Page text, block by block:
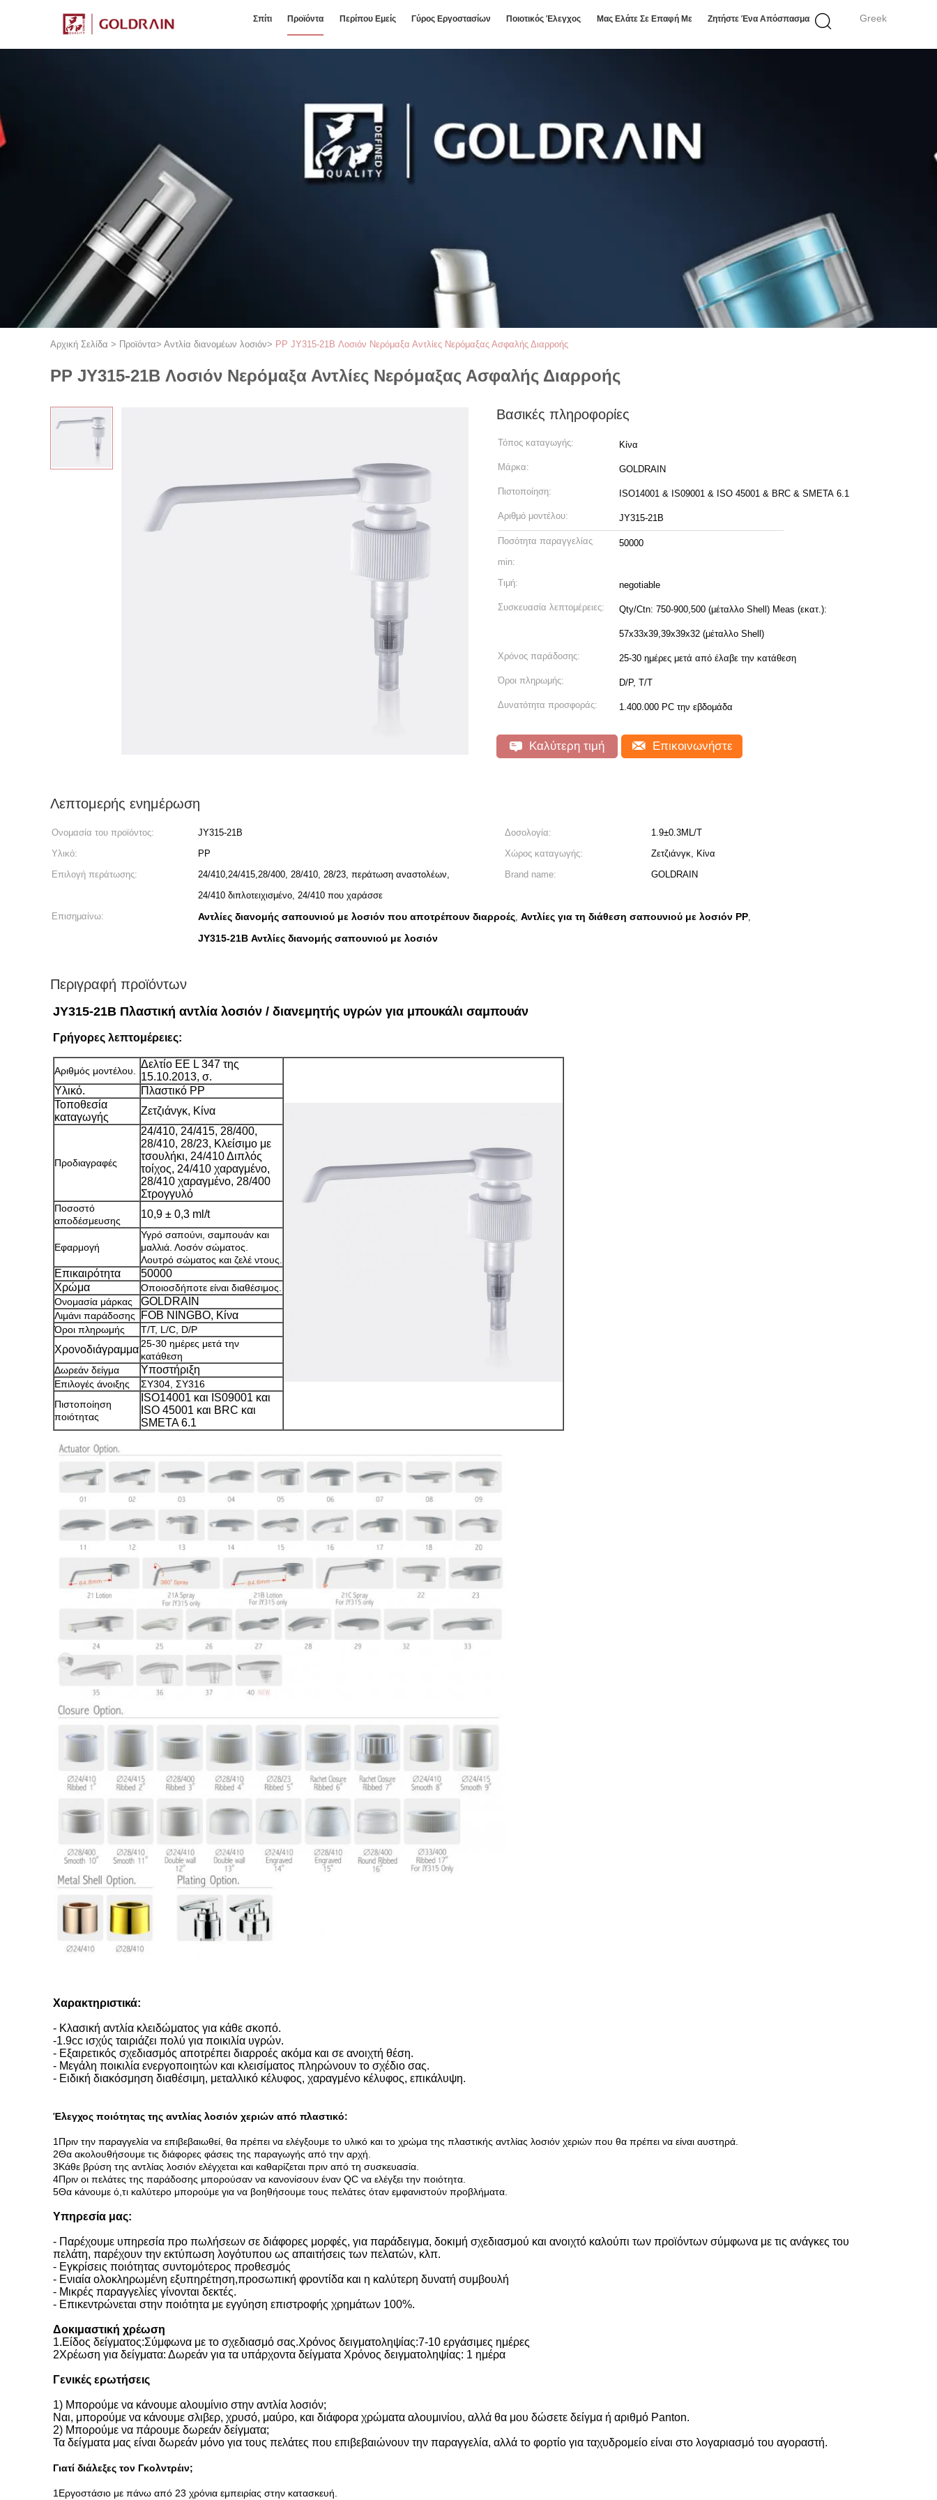
Greek
Σπίτι Προϊόντα Περίπου Εμείς Γύρος Εργοστασίων Ποιοτικός Έλεγχος Μας Ελάτε Σε Επαφή Με Ζητήστε Ένα Απόσπασμα
Αρχική Σελίδα > Προϊόντα> Αντλία διανομέων λοσιόν> PP JY315-21B Λοσιόν Νερόμαξα Αντλίες Νερόμαξας Ασφαλής Διαρροής
PP JY315-21B Λοσιόν Νερόμαξα Αντλίες Νερόμαξας Ασφαλής Διαρροής
Βασικές πληροφορίες
Τόπος καταγωγής: Κίνα
Μάρκα: GOLDRAIN
Πιστοποίηση: ISO14001 & IS09001 & ISO 45001 & BRC & SMETA 6.1
Αριθμό μοντέλου: JY315-21B
Ποσότητα παραγγελίας
min:
50000
Τιμή: negotiable
Συσκευασία λεπτομέρειες: Qty/Ctn: 750-900,500 (μέταλλο Shell) Meas (εκατ.):
57x33x39,39x39x32 (μέταλλο Shell)
Χρόνος παράδοσης: 25-30 ημέρες μετά από έλαβε την κατάθεση
Όροι πληρωμής: D/P, T/T
Δυνατότητα προσφοράς: 1.400.000 PC την εβδομάδα
Καλύτερη τιμή Επικοινωνήστε
Λεπτομερής ενημέρωση
Ονομασία του προϊόντος: JY315-21B Δοσολογία:
1.9±0.3ML/T
Υλικό:
PP Χώρος καταγωγής:
Ζετζιάνγκ, Κίνα
Επιλογή περάτωσης:
24/410,24/415,28/400, 28/410, 28/23, περάτωση αναστολέων,
24/410 διπλοτειχισμένο, 24/410 που χαράσσε
Brand name: GOLDRAIN
Επισημαίνω: Αντλίες διανομής σαπουνιού με λοσιόν που αποτρέπουν διαρροές, Αντλίες για τη διάθεση σαπουνιού με λοσιόν PP,
JY315-21B Αντλίες διανομής σαπουνιού με λοσιόν
Περιγραφή προϊόντων
JY315-21B Πλαστική αντλία λοσιόν / διανεμητής υγρών για μπουκάλι σαμπουάν
Γρήγορες λεπτομέρειες:
Αριθμός μοντέλου.
Δελτίο ΕΕ L 347 της
15.10.2013, σ.
Υλικό.
Πλαστικό PP
Τοποθεσία
καταγωγής
Ζετζιάνγκ, Κίνα
Προδιαγραφές
24/410, 24/415, 28/400,
28/410, 28/23, Κλείσιμο με
τσουλήκι, 24/410 Διπλός
τοίχος, 24/410 χαραγμένο,
28/410 χαραγμένο, 28/400
Στρογγυλό
Ποσοστό
αποδέσμευσης
10,9 ± 0,3 ml/t
Εφαρμογή
Υγρό σαπούνι, σαμπουάν και
μαλλιά. Λοσόν σώματος.
Λουτρό σώματος και ζελέ ντους.
Επικαιρότητα
50000
Χρώμα
Οποιοσδήποτε είναι διαθέσιμος.
Ονομασία μάρκας
GOLDRAIN
Λιμάνι παράδοσης FOB NINGBO, Κίνα
Όροι πληρωμής Τ/Τ, L/C, D/P
Χρονοδιάγραμμα 25-30 ημέρες μετά την
κατάθεση
Δωρεάν δείγμα
Υποστήριξη
Επιλογές άνοιξης
ΣΥ304, ΣΥ316
Πιστοποίηση
ποιότητας
ISO14001 και IS09001 και
ISO 45001 και BRC και
SMETA 6.1
Χαρακτηριστικά:
- Κλασική αντλία κλειδώματος για κάθε σκοπό.
-1.9cc ισχύς ταιριάζει πολύ για ποικιλία υγρών.
- Εξαιρετικός σχεδιασμός αποτρέπει διαρροές ακόμα και σε ανοιχτή θέση.
- Μεγάλη ποικιλία ενεργοποιητών και κλεισίματος πληρώνουν το σχέδιο σας.
- Ειδική διακόσμηση διαθέσιμη, μεταλλικό κέλυφος, χαραγμένο κέλυφος, επικάλυψη.
Έλεγχος ποιότητας της αντλίας λοσιόν χεριών από πλαστικό:
1Πριν την παραγγελία να επιβεβαιωθεί, θα πρέπει να ελέγξουμε το υλικό και το χρώμα της πλαστικής αντλίας λοσιόν χεριών που θα πρέπει να είναι αυστηρά.
2Θα ακολουθήσουμε τις διάφορες φάσεις της παραγωγής από την αρχή.
3Κάθε βρύση της αντλίας λοσιόν ελέγχεται και καθαρίζεται πριν από τη συσκευασία.
4Πριν οι πελάτες της παράδοσης μπορούσαν να κανονίσουν έναν QC να ελέγξει την ποιότητα.
5Θα κάνουμε ό,τι καλύτερο μπορούμε για να βοηθήσουμε τους πελάτες όταν εμφανιστούν προβλήματα.
Υπηρεσία μας:
- Παρέχουμε υπηρεσία προ πωλήσεων σε διάφορες μορφές, για παράδειγμα, δοκιμή σχεδιασμού και ανοιχτό καλούπι των προϊόντων σύμφωνα με τις ανάγκες του
πελάτη, παρέχουν την εκτύπωση λογότυπου ως απαιτήσεις των πελατών, κλπ.
- Εγκρίσεις ποιότητας συντομότερος προθεσμός
- Ενιαία ολοκληρωμένη εξυπηρέτηση,προσωπική φροντίδα και η καλύτερη δυνατή συμβουλή
- Μικρές παραγγελίες γίνονται δεκτές.
- Επικεντρώνεται στην ποιότητα με εγγύηση επιστροφής χρημάτων 100%.
Δοκιμαστική χρέωση
1.Είδος δείγματος:Σύμφωνα με το σχεδιασμό σας.Χρόνος δειγματοληψίας:7-10 εργάσιμες ημέρες
2Χρέωση για δείγματα: Δωρεάν για τα υπάρχοντα δείγματα Χρόνος δειγματοληψίας: 1 ημέρα
Γενικές ερωτήσεις
1) Μπορούμε να κάνουμε αλουμίνιο στην αντλία λοσιόν;
Ναι, μπορούμε να κάνουμε σλιβερ, χρυσό, μαύρο, και διάφορα χρώματα αλουμινίου, αλλά θα μου δώσετε δείγμα ή αριθμό Panton.
2) Μπορούμε να πάρουμε δωρεάν δείγματα;
Τα δείγματα μας είναι δωρεάν μόνο για τους πελάτες που επιβεβαιώνουν την παραγγελία, αλλά το φορτίο για ταχυδρομείο είναι στο λογαριασμό του αγοραστή.
Γιατί διάλεξες τον Γκολντρέιν;
1Εργοστάσιο με πάνω από 23 χρόνια εμπειρίας στην κατασκευή.